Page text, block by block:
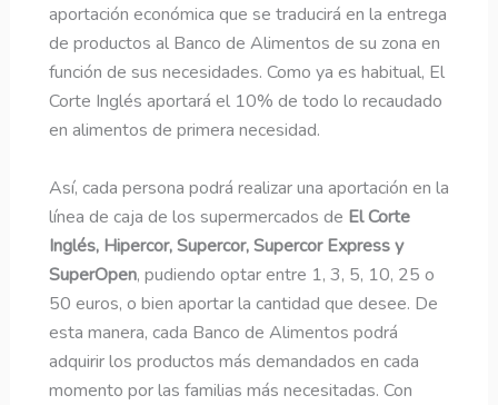
aportación económica que se traducirá en la entrega
de productos al Banco de Alimentos de su zona en
función de sus necesidades. Como ya es habitual, El
Corte Inglés aportará el 10% de todo lo recaudado
en alimentos de primera necesidad.
Así, cada persona podrá realizar una aportación en la
línea de caja de los supermercados de El Corte
Inglés, Hipercor, Supercor, Supercor Express y
SuperOpen, pudiendo optar entre 1, 3, 5, 10, 25 o
50 euros, o bien aportar la cantidad que desee. De
esta manera, cada Banco de Alimentos podrá
adquirir los productos más demandados en cada
momento por las familias más necesitadas. Con